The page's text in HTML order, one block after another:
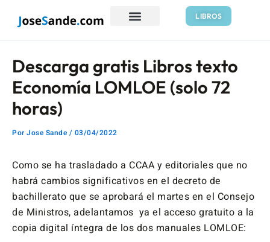
LIBROS
Descarga gratis Libros texto
Economía LOMLOE (solo 72
horas)
Por Jose Sande / 03/04/2022
Como se ha trasladado a CCAA y editoriales que no
habrá cambios significativos en el decreto de
bachillerato que se aprobará el martes en el Consejo
de Ministros, adelantamos ya el acceso gratuito a la
copia digital íntegra de los dos manuales LOMLOE:
de